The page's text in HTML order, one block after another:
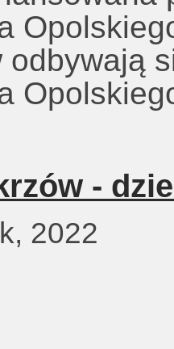
-
2022